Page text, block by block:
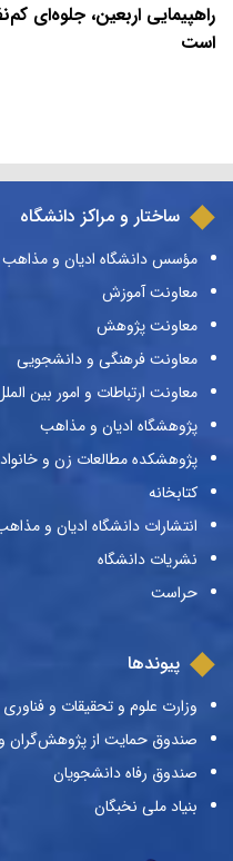
راهپیمایی اربعین، جلوه‌ای
است
ساختار و مراکز دانشگاه
مؤسس دانشگاه ادیان و مذاهب
معاونت آموزش
معاونت پژوهش
معاونت فرهنگی و دانشجویی
معاونت ارتباطات و امور بین
پژوهشگاه ادیان و مذاهب
پژوهشکده مطالعات زن و
کتابخانه
انتشارات دانشگاه ادیان و
نشریات دانشگاه
حراست
پیوندها
وزارت علوم و تحقیقات و فناوری
صندوق حمایت از پژوهش‌گران
صندوق رفاه دانشجویان
بنیاد ملی نخبگان